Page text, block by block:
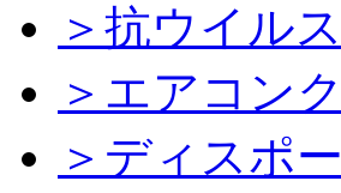
＞抗ウイル
＞エアコン
＞ディスポ